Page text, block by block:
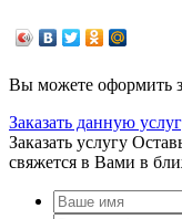
Вы можете оформить
Заказать данную
Заказать услугу
свяжется в Вами в